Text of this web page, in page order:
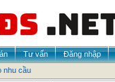
Tư vấn Đăng nhập
nhu cầu